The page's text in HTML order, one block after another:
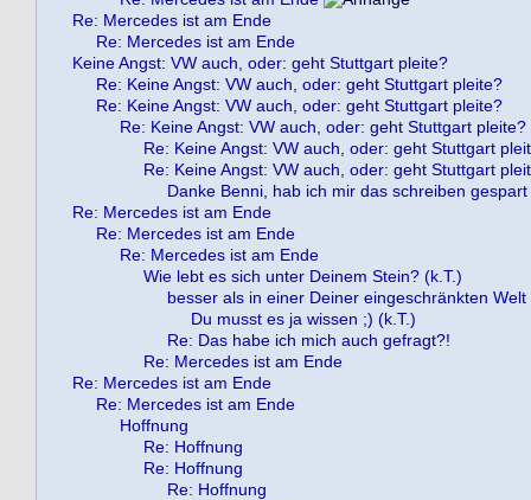
Re: Mercedes ist am Ende
Re: Mercedes ist am Ende
Keine Angst: VW auch, oder: geht Stuttgart pleite?
Re: Keine Angst: VW auch, oder: geht Stuttgart pleite?
Re: Keine Angst: VW auch, oder: geht Stuttgart pleite?
Re: Keine Angst: VW auch, oder: geht Stuttgart pleite?
Re: Keine Angst: VW auch, oder: geht Stuttgart
Re: Keine Angst: VW auch, oder: geht Stuttgart
Danke Benni, hab ich mir das schreiben gespart
Re: Mercedes ist am Ende
Re: Mercedes ist am Ende
Re: Mercedes ist am Ende
Wie lebt es sich unter Deinem Stein? (k.T.)
besser als in einer Deiner eingeschränkten Welt
Du musst es ja wissen ;) (k.T.)
Re: Das habe ich mich auch gefragt?!
Re: Mercedes ist am Ende
Re: Mercedes ist am Ende
Re: Mercedes ist am Ende
Hoffnung
Re: Hoffnung
Re: Hoffnung
Re: Hoffnung